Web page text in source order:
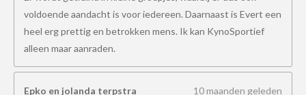
voldoende aandacht is voor iedereen. Daarnaast is Evert een
heel erg prettig en betrokken mens. Ik kan KynoSportief
alleen maar aanraden.
Epko en jolanda terpstra
10 maanden geleden